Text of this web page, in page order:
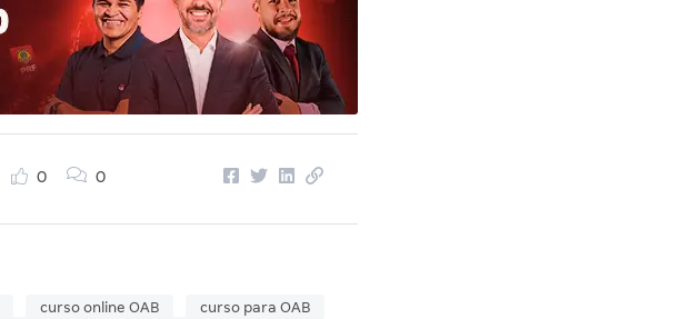
0 0
curso online OAB
curso para OAB